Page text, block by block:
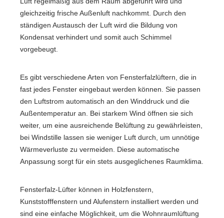
gleichzeitig frische Außenluft nachkommt. Durch den
ständigen Austausch der Luft wird die Bildung von
Kondensat verhindert und somit auch Schimmel
vorgebeugt.
Es gibt verschiedene Arten von Fensterfalzlüftern, die in
fast jedes Fenster eingebaut werden können. Sie passen
den Luftstrom automatisch an den Winddruck und die
Außentemperatur an. Bei starkem Wind öffnen sie sich
weiter, um eine ausreichende Belüftung zu gewährleisten,
bei Windstille lassen sie weniger Luft durch, um unnötige
Wärmeverluste zu vermeiden. Diese automatische
Anpassung sorgt für ein stets ausgeglichenes Raumklima.
Fensterfalz-Lüfter können in Holzfenstern,
Kunststofffenstern und Alufenstern installiert werden und
sind eine einfache Möglichkeit, um die Wohnraumlüftung